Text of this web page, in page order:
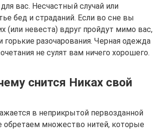
вас. Несчастный случай или
бед и страданий. Если во сне вы
(или невеста) вдруг пройдут мимо вас,
разочарования. Черная одежда
не сулят вам ничего хорошего.
снится Никах свой
в неприкрытой первозданной
обретаем множество нитей, которые